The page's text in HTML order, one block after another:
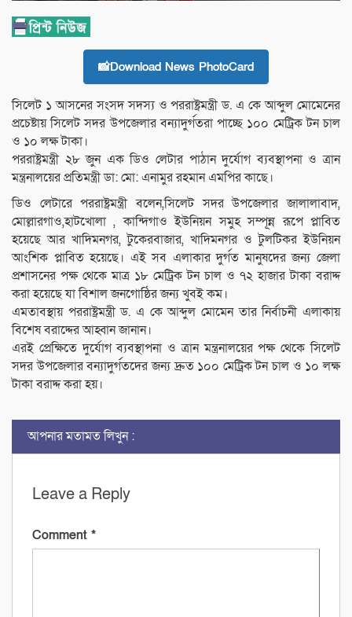
📸Download News PhotoCard
সিলেট ১ আসনের সংসদ সদস্য ও পররাষ্ট্রমন্ত্রী ড. এ কে আব্দুল মোমেনের
প্রচেষ্টায় সিলেট সদর উপজেলার বন্যাদুর্গতরা পাচ্ছে ১০০ মেট্রিক টন চাল
ও ১০ লক্ষ টাকা।
পররাষ্ট্রমন্ত্রী ২৮ জুন এক ডিও লেটার পাঠান দুর্যোগ ব্যবস্থাপনা ও ত্রান
মন্ত্রনালয়ের প্রতিমন্ত্রী ডা: মো: এনামুর রহমান এমপির কাছে।
ডিও লেটারে পররাষ্ট্রমন্ত্রী বলেন,সিলেট সদর উপজেলার জালালাবাদ,
মোল্লারগাও,হাটখোলা , কান্দিগাও ইউনিয়ন সমুহ সম্পূন্ন রূপে প্লাবিত
হয়েছে আর খাদিমনগর, টুকেরবাজার, খাদিমনগর ও টুলটিকর ইউনিয়ন
আংশিক প্লাবিত হয়েছে। এই সব এলাকার দুর্গত মানুষদের জন্য জেলা
প্রশাসনের পক্ষ থেকে মাত্র ১৮ মেট্রিক টন চাল ও ৭২ হাজার টাকা বরাদ্দ
করা হয়েছে যা বিশাল জনগোষ্ঠির জন্য খুবই কম।
এমতাবস্থায় পররাষ্ট্রমন্ত্রী ড. এ কে আব্দুল মোমেন তার নির্বাচনী এলাকায়
বিশেষ বরাদ্দের আহ্বান জানান।
এরই প্রেক্ষিতে দুর্যোগ ব্যবস্থাপনা ও ত্রান মন্ত্রনালয়ের পক্ষ থেকে সিলেট
সদর উপজেলার বন্যাদুর্গতদের জন্য দ্রুত ১০০ মেট্রিক টন চাল ও ১০ লক্ষ
টাকা বরাদ্দ করা হয়।
আপনার মতামত লিখুন :
Leave a Reply
Comment *